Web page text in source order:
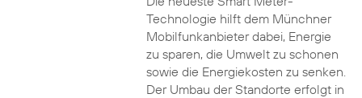
Technologie hilft dem Münchner
Mobilfunkanbieter dabei, Energie
zu sparen, die Umwelt zu schonen
sowie die Energiekosten zu senken.
Der Umbau der Standorte erfolgt in